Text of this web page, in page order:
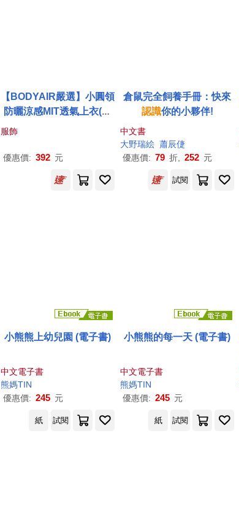
【BODYAIR嚴選】小圓領
防曬涼感MIT透氣上衣(運
動.瑜珈.慢跑.健身.速乾.運
粉紅
服飾
優惠價: 392 元
倉鼠完全飼養手冊：快來
認識你的小夥伴!
中文書
大野瑞絵 蕭辰倢
優惠價: 79 折, 252 元
試閱
小熊熊上幼兒園 (電子書)
中文電子書
熊媽TIN
優惠價: 245 元
小熊熊的每一天 (電子書)
中文電子書
熊媽TIN
優惠價: 245 元
紙 試閱 紙 試閱